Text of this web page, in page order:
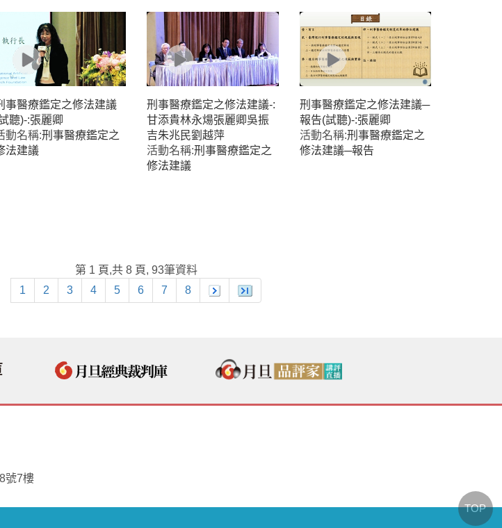
事醫療鑑定之修法建議
聽)-:張麗卿
動名稱:刑事醫療鑑定之
法建議
刑事醫療鑑定之修法建議-:
甘添貴林永煬張麗卿吳振
吉朱兆民劉越萍
活動名稱:刑事醫療鑑定之
修法建議
刑事醫療鑑定之修法建議─
報告(試聽)-:張麗卿
活動名稱:刑事醫療鑑定之
修法建議─報告
第 1 頁,共 8 頁, 93筆資料
1
2 3 4 5 6 7 8
號7樓
TOP